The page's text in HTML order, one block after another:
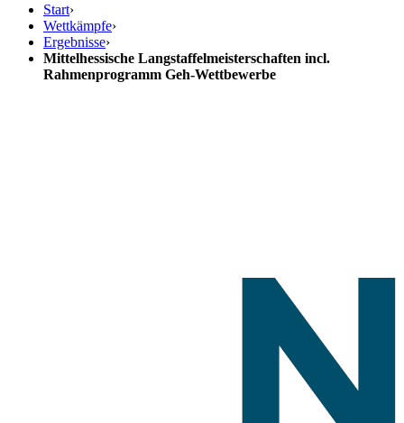
Start›
Wettkämpfe›
Ergebnisse›
Mittelhessische Langstaffelmeisterschaften incl.
Rahmenprogramm Geh-Wettbewerbe